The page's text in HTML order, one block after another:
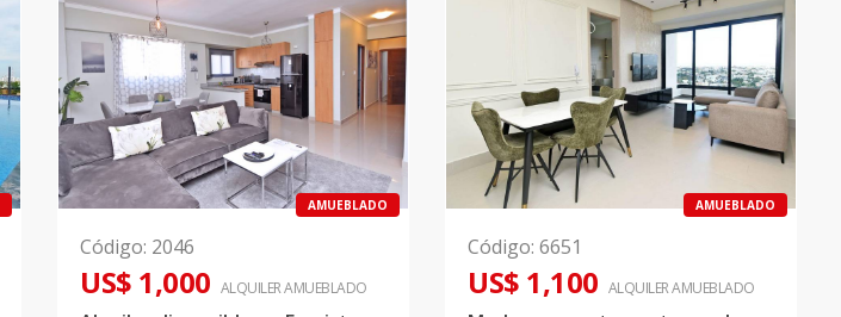
AMUEBLADO
Código: 2046
US$ 1,000 ALQUILERAMUEBLADO
AMUEBLADO
Código: 6651
US$ 1,100 ALQUILERAMUEBLADO